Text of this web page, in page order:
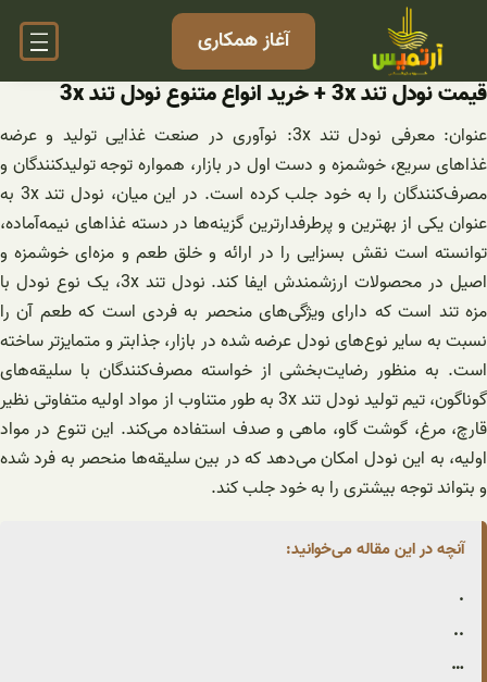
آغاز همکاری
قیمت نودل تند 3x + خرید انواع متنوع نودل تند 3x
عنوان: معرفی نودل تند 3x: نوآوری در صنعت غذایی تولید و عرضه
غذاهای سریع، خوشمزه و دست اول در بازار، همواره توجه تولیدکنندگان و
مصرف‌کنندگان را به خود جلب کرده است. در این میان، نودل تند 3x به
عنوان یکی از بهترین و پرطرفدارترین گزینه‌ها در دسته غذاهای نیمه‌آماده،
توانسته است نقش بسزایی را در ارائه و خلق طعم و مزه‌ای خوشمزه و
اصیل در محصولات ارزشمندش ایفا کند. نودل تند 3x، یک نوع نودل با
مزه تند است که دارای ویژگی‌های منحصر به فردی است که طعم آن را
نسبت به سایر نوع‌های نودل عرضه شده در بازار، جذابتر و متمایزتر ساخته
است. به منظور رضایت‌بخشی از خواسته مصرف‌کنندگان با سلیقه‌های
گوناگون، تیم تولید نودل تند 3x به طور متناوب از مواد اولیه متفاوتی نظیر
قارچ، مرغ، گوشت گاو، ماهی و صدف استفاده می‌کند. این تنوع در مواد
اولیه، به این نودل امکان می‌دهد که در بین سلیقه‌ها منحصر به فرد شده
و بتواند توجه بیشتری را به خود جلب کند.
آنچه در این مقاله می‌خوانید:
.
..
…